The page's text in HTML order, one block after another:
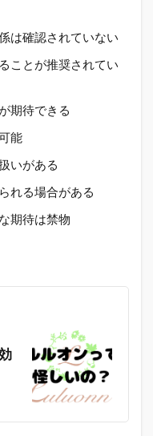
は確認されていない
ことが推奨されてい
期待できる
能
いがある
れる場合がある
期待は禁物